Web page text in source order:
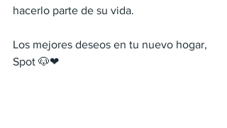
hacerlo parte de su vida.
Los mejores deseos en tu nuevo hogar,
Spot 🐶❤